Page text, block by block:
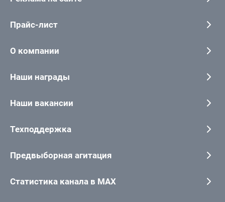
Прайс-лист
О компании
Наши награды
Наши вакансии
Техподдержка
Предвыборная агитация
Статистика канала в MAX